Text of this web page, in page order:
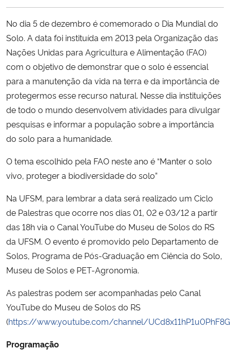
Ministério da Cidadania
Ministério da Saúde
Ministério de Minas e Energia
Ministério do Turismo
Ministério do Desenvolvimento Regional
Controladoria-Geral da União
Ministério da Mulher, da Família e dos Direitos Humanos
Secretaria-Geral
Gabinete de Segurança Institucional
No dia 5 de dezembro é comemorado o Dia Mundial do
Solo. A data foi instituída em 2013 pela Organização das
Nações Unidas para Agricultura e Alimentação (FAO)
com o objetivo de demonstrar que o solo é essencial
para a manutenção da vida na terra e da importância de
protegermos esse recurso natural. Nesse dia instituições
de todo o mundo desenvolvem atividades para divulgar
pesquisas e informar a população sobre a importância
do solo para a humanidade.
O tema escolhido pela FAO neste ano é “Manter o solo
vivo, proteger a biodiversidade do solo”
Na UFSM, para lembrar a data será realizado um Ciclo
de Palestras que ocorre nos dias 01, 02 e 03/12 a partir
das 18h via o Canal YouTube do Museu de Solos do RS
da UFSM. O evento é promovido pelo Departamento de
Solos, Programa de Pós-Graduação em Ciência do Solo,
Museu de Solos e PET-Agronomia.
As palestras podem ser acompanhadas pelo Canal
YouTube do Museu de Solos do RS
(https://www.youtube.com/channel/
Programação